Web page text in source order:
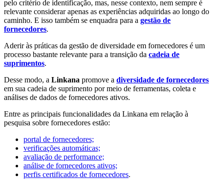
pelo critério de identificação, mas, nesse contexto, nem sempre é
relevante considerar apenas as experiências adquiridas ao longo do
caminho. E isso também se enquadra para a gestão de
fornecedores.
Aderir às práticas da gestão de diversidade em fornecedores é um
processo bastante relevante para a transição da cadeia de
suprimentos.
Desse modo, a Linkana promove a diversidade de fornecedores
em sua cadeia de suprimento por meio de ferramentas, coleta e
análises de dados de fornecedores ativos.
Entre as principais funcionalidades da Linkana em relação à
pesquisa sobre fornecedores estão:
portal de fornecedores;
verificações automáticas;
avaliação de performance;
análise de fornecedores ativos;
perfis certificados de fornecedores.